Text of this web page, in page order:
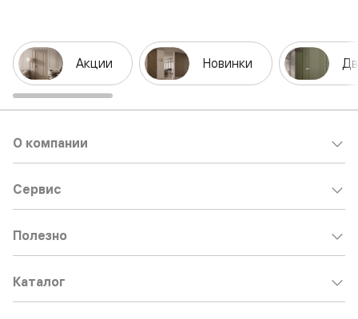
Акции Новинки
О компании
Сервис
Полезно
Каталог